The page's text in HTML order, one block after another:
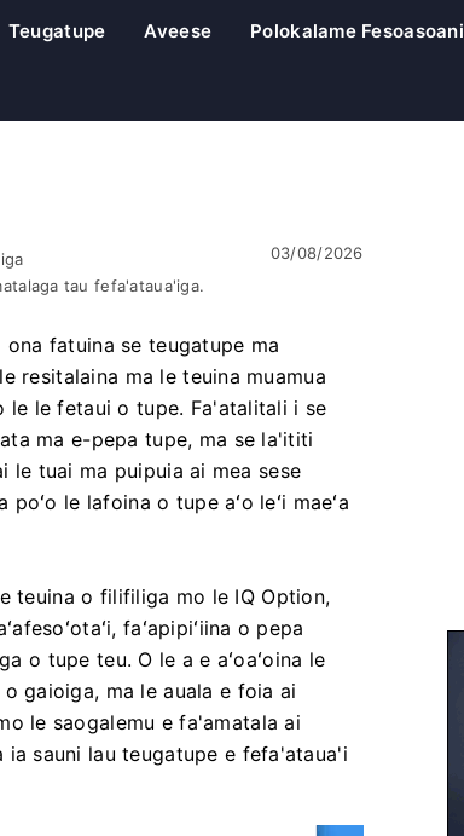
Teugatupe Aveese Polokalame Fesoasoani
tau fefa'ataua'iga.
03/08/2026
ona fatuina se teugatupe ma
resitalaina ma le teuina muamua
le le fetaui o tupe. Fa'atalitali i se
ma e-pepa tupe, ma se la'ititi
le tuai ma puipuia ai mea sese
le lafoina o tupe aʻo leʻi maeʻa
teuina o filifiliga mo le IQ Option,
faʻapipiʻiina o pepa
o tupe teu. O le a e aʻoaʻoina le
gaioiga, ma le auala e foia ai
le saogalemu e fa'amatala ai
sauni lau teugatupe e fefa'ataua'i